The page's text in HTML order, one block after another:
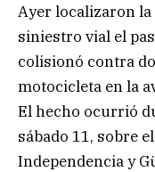
Ayer localizaron
siniestro vial el
colisionó contra
motocicleta en la
El hecho ocurrió
sábado 11, sobre
Independencia y